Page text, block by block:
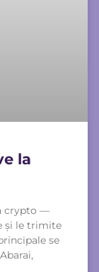
la
crypto —
și le trimite
se